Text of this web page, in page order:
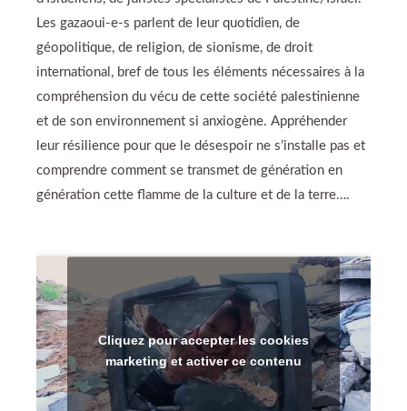
Les gazaoui-e-s parlent de leur quotidien, de
géopolitique, de religion, de sionisme, de droit
international, bref de tous les éléments nécessaires à la
compréhension du vécu de cette société palestinienne
et de son environnement si anxiogène. Appréhender
leur résilience pour que le désespoir ne s’installe pas et
comprendre comment se transmet de génération en
génération cette flamme de la culture et de la terre….
Cliquez pour accepter les cookies
marketing et activer ce contenu